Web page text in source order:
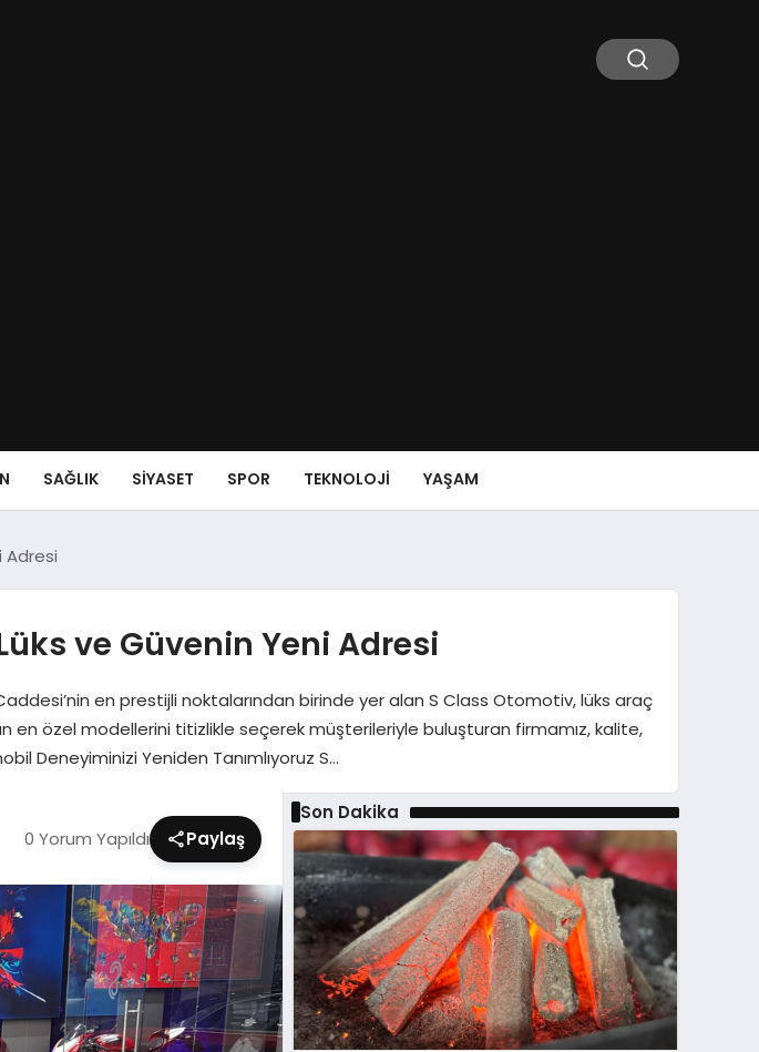
SAĞLIK SIYASET SPOR TEKNOLOJI YAŞAM
Adresi
ve Güvenin Yeni Adresi
en prestijli noktalarından birinde yer alan S Class Otomotiv, lüks araç
en özel modellerini titizlikle seçerek müşterileriyle buluşturan firmamız, kalite,
Deneyiminizi Yeniden Tanımlıyoruz S…
0 Yorum Yapıldı Paylaş
Son Dakika